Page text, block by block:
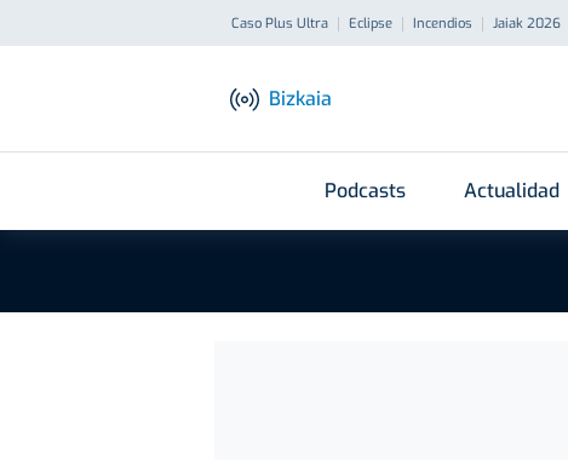
Caso Plus Ultra Eclipse Incendios Jaiak 2026
Bizkaia
Podcasts Actualidad